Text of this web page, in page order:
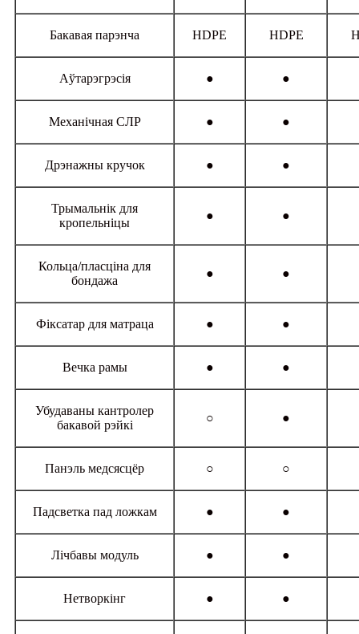
Бакавая парэнча HDPE HDPE
Аўтарэгрэсія ● ●
Механічная СЛР ● ●
Дрэнажны кручок ● ●
Трымальнік для
кропельніцы
● ●
Кольца/пласціна для
бондажа
● ●
Фіксатар для матраца ● ●
Вечка рамы ● ●
Убудаваны кантролер
бакавой рэйкі
○ ●
Панэль медсясцёр ○ ○
Падсветка пад ложкам ● ●
Лічбавы модуль ● ●
Нетворкінг ● ●